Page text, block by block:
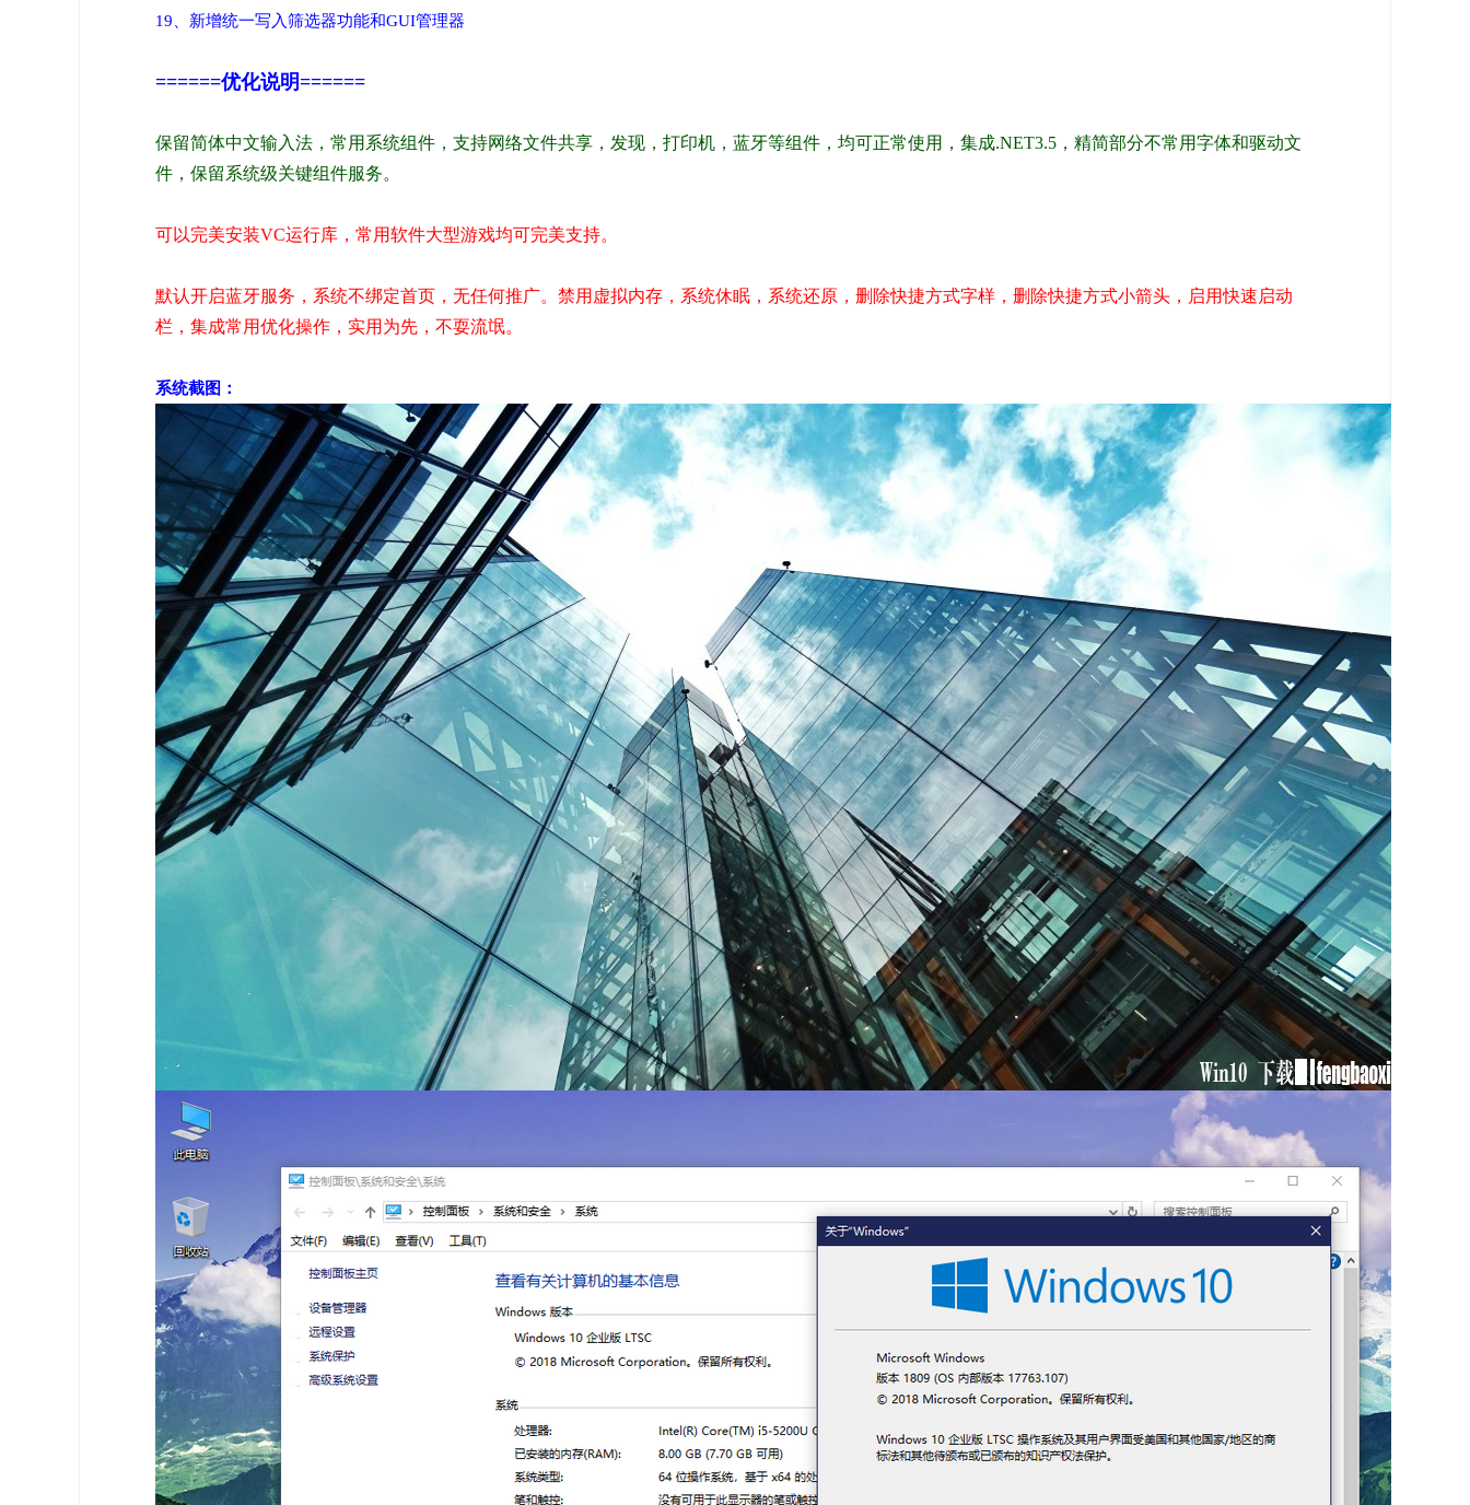
19、新增统一写入筛选器功能和GUI管理器
======优化说明======
保留简体中文输入法，常用系统组件，支持网络文件共享，发现，打印机，蓝牙等组件，均可正常使用，集成.NET3.5，精简部分不常用字体和驱动文
件，保留系统级关键组件服务。
可以完美安装VC运行库，常用软件大型游戏均可完美支持。
默认开启蓝牙服务， 系统不绑定首页，无任何推广。禁用虚拟内存，系统休眠，系统还原，删除快捷方式字样，删除快捷方式小箭头，启用快速启动
栏，集成常用优化操作，实用为先，不耍流氓。
系统截图：